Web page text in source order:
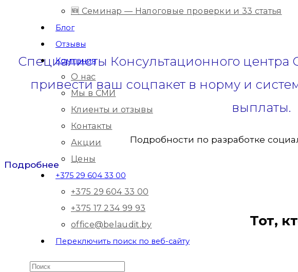
🆕 Семинар — Налоговые проверки и 33 статья
Блог
Отзывы
Компания
О нас
Мы в СМИ
Клиенты и отзывы
Контакты
Акции
Цены
+375 29 604 33 00
+375 29 604 33 00
+375 17 234 99 93
office@belaudit.by
Переключить поиск по веб-сайту
Специалисты Консультационного
привести ваш соцпакет в норму и
выплаты.
Подробности по разработке
Подробнее
Тот,